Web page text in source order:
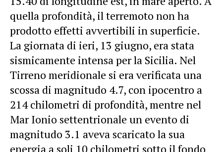
quella profondità, il terremoto non ha
prodotto effetti avvertibili in superficie.
La giornata di ieri, 13 giugno, era stata
sismicamente intensa per la Sicilia. Nel
Tirreno meridionale si era verificata una
scossa di magnitudo 4.7, con ipocentro a
214 chilometri di profondità, mentre nel
Mar Ionio settentrionale un evento di
magnitudo 3.1 aveva scaricato la sua
energia a soli 10 chilometri sotto il fondo